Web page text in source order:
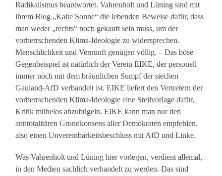
Radikalismus beantwortet. Vahrenholt und Lüning sind mit
ihrem Blog „Kalte Sonne“ die lebenden Beweise dafür, dass
man weder „rechts“ noch gekauft sein muss, um der
vorherrschenden Klima-Ideologie zu widersprechen.
Menschlichkeit und Vernunft genügen völlig. – Das böse
Gegenbeispiel ist natürlich der Verein EIKE, der personell
immer noch mit dem bräunlichen Sumpf der siechen
Gauland-AfD verbandelt ist. EIKE liefert den Vertretern der
vorherrschenden Klima-Ideologie eine Steilvorlage dafür,
Kritik mühelos abzubügeln. EIKE kann man nur den
antitotalitären Grundkonsens aller Demokraten empfehlen,
also einen Unvereinbarkeitsbeschluss mit AfD und Linke.
Was Vahrenholt und Lüning hier vorlegen, verdient allemal,
in den Medien sachlich verhandelt zu werden. Das sind